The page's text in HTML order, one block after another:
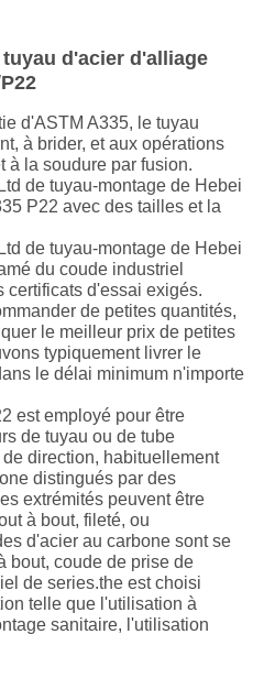
d'acier d'alliage
d'ASTM A335, le tuyau
à brider, et aux opérations
à la soudure par fusion.
de tuyau-montage de Hebei
P22 avec des tailles et la
de tuyau-montage de Hebei
du coude industriel
certificats d'essai exigés.
de petites quantités,
le meilleur prix de petites
typiquement livrer le
le délai minimum n'importe
est employé pour être
de tuyau ou de tube
direction, habituellement
distingués par des
extrémités peuvent être
à bout, fileté, ou
d'acier au carbone sont se
bout, coude de prise de
de series.the est choisi
telle que l'utilisation à
sanitaire, l'utilisation